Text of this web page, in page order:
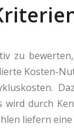
zu
Kosten-
wird durch
liefern